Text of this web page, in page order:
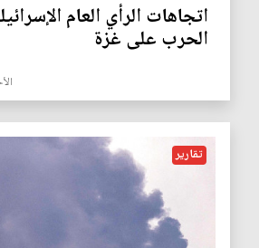
اتجاهات الرأي العام
الحرب على غزة
الأحد 19
تقارير